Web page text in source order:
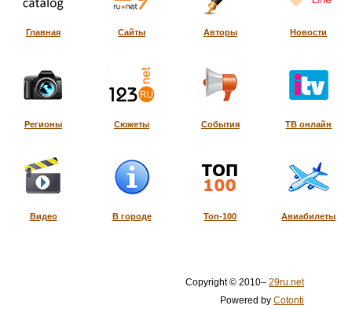
Главная Сайты Авторы Новости
Регионы Сюжеты События ТВ онлайн
Видео В городе Топ-100 Авиабилеты
Copyright © 2010– 29ru.net
Powered by Cotonti